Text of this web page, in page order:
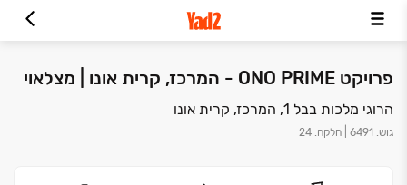
פרויקט ONO PRIME - המרכז, קרית אונו | מצלאוי
הרוגי מלכות בבל 1, המרכז, קרית אונו
גוש:
6491 חלקה:
24